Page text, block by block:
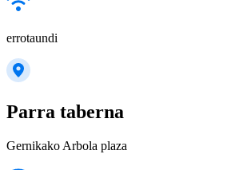
errotaundi
Parra taberna
Gernikako Arbola plaza